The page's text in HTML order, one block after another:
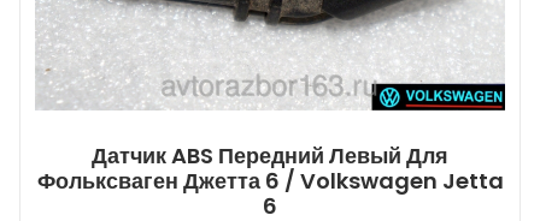
Датчик ABS Передний Левый Для
Фольксваген Джетта 6 / Volkswagen Jetta
6